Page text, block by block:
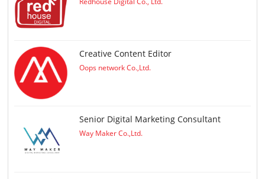
Creative Content Editor
Oops network Co.,Ltd.
Senior Digital Marketing Consultant
Way Maker Co.,Ltd.